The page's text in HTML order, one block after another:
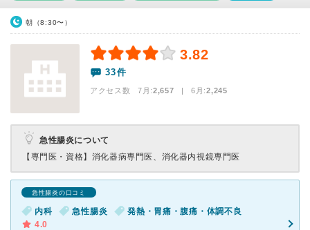
朝（8:30〜）
3.82
33件
アクセス数 7月:2,657 | 6月:2,245
急性腸炎について
【専門医・資格】 消化器病専門医、消化器内視鏡専門医
急性腸炎の口コミ
内科 急性腸炎
発熱・胃痛・腹痛・体調不良
4.0